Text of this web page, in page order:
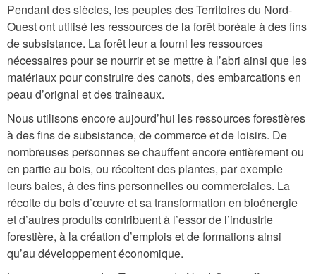
Pendant des siècles, les peuples des Territoires du Nord-
Ouest ont utilisé les ressources de la forêt boréale à des fins
de subsistance. La forêt leur a fourni les ressources
nécessaires pour se nourrir et se mettre à l’abri ainsi que les
matériaux pour construire des canots, des embarcations en
peau d’orignal et des traîneaux.
Nous utilisons encore aujourd’hui les ressources forestières
à des fins de subsistance, de commerce et de loisirs. De
nombreuses personnes se chauffent encore entièrement ou
en partie au bois, ou récoltent des plantes, par exemple
leurs baies, à des fins personnelles ou commerciales. La
récolte du bois d’œuvre et sa transformation en bioénergie
et d’autres produits contribuent à l’essor de l’industrie
forestière, à la création d’emplois et de formations ainsi
qu’au développement économique.